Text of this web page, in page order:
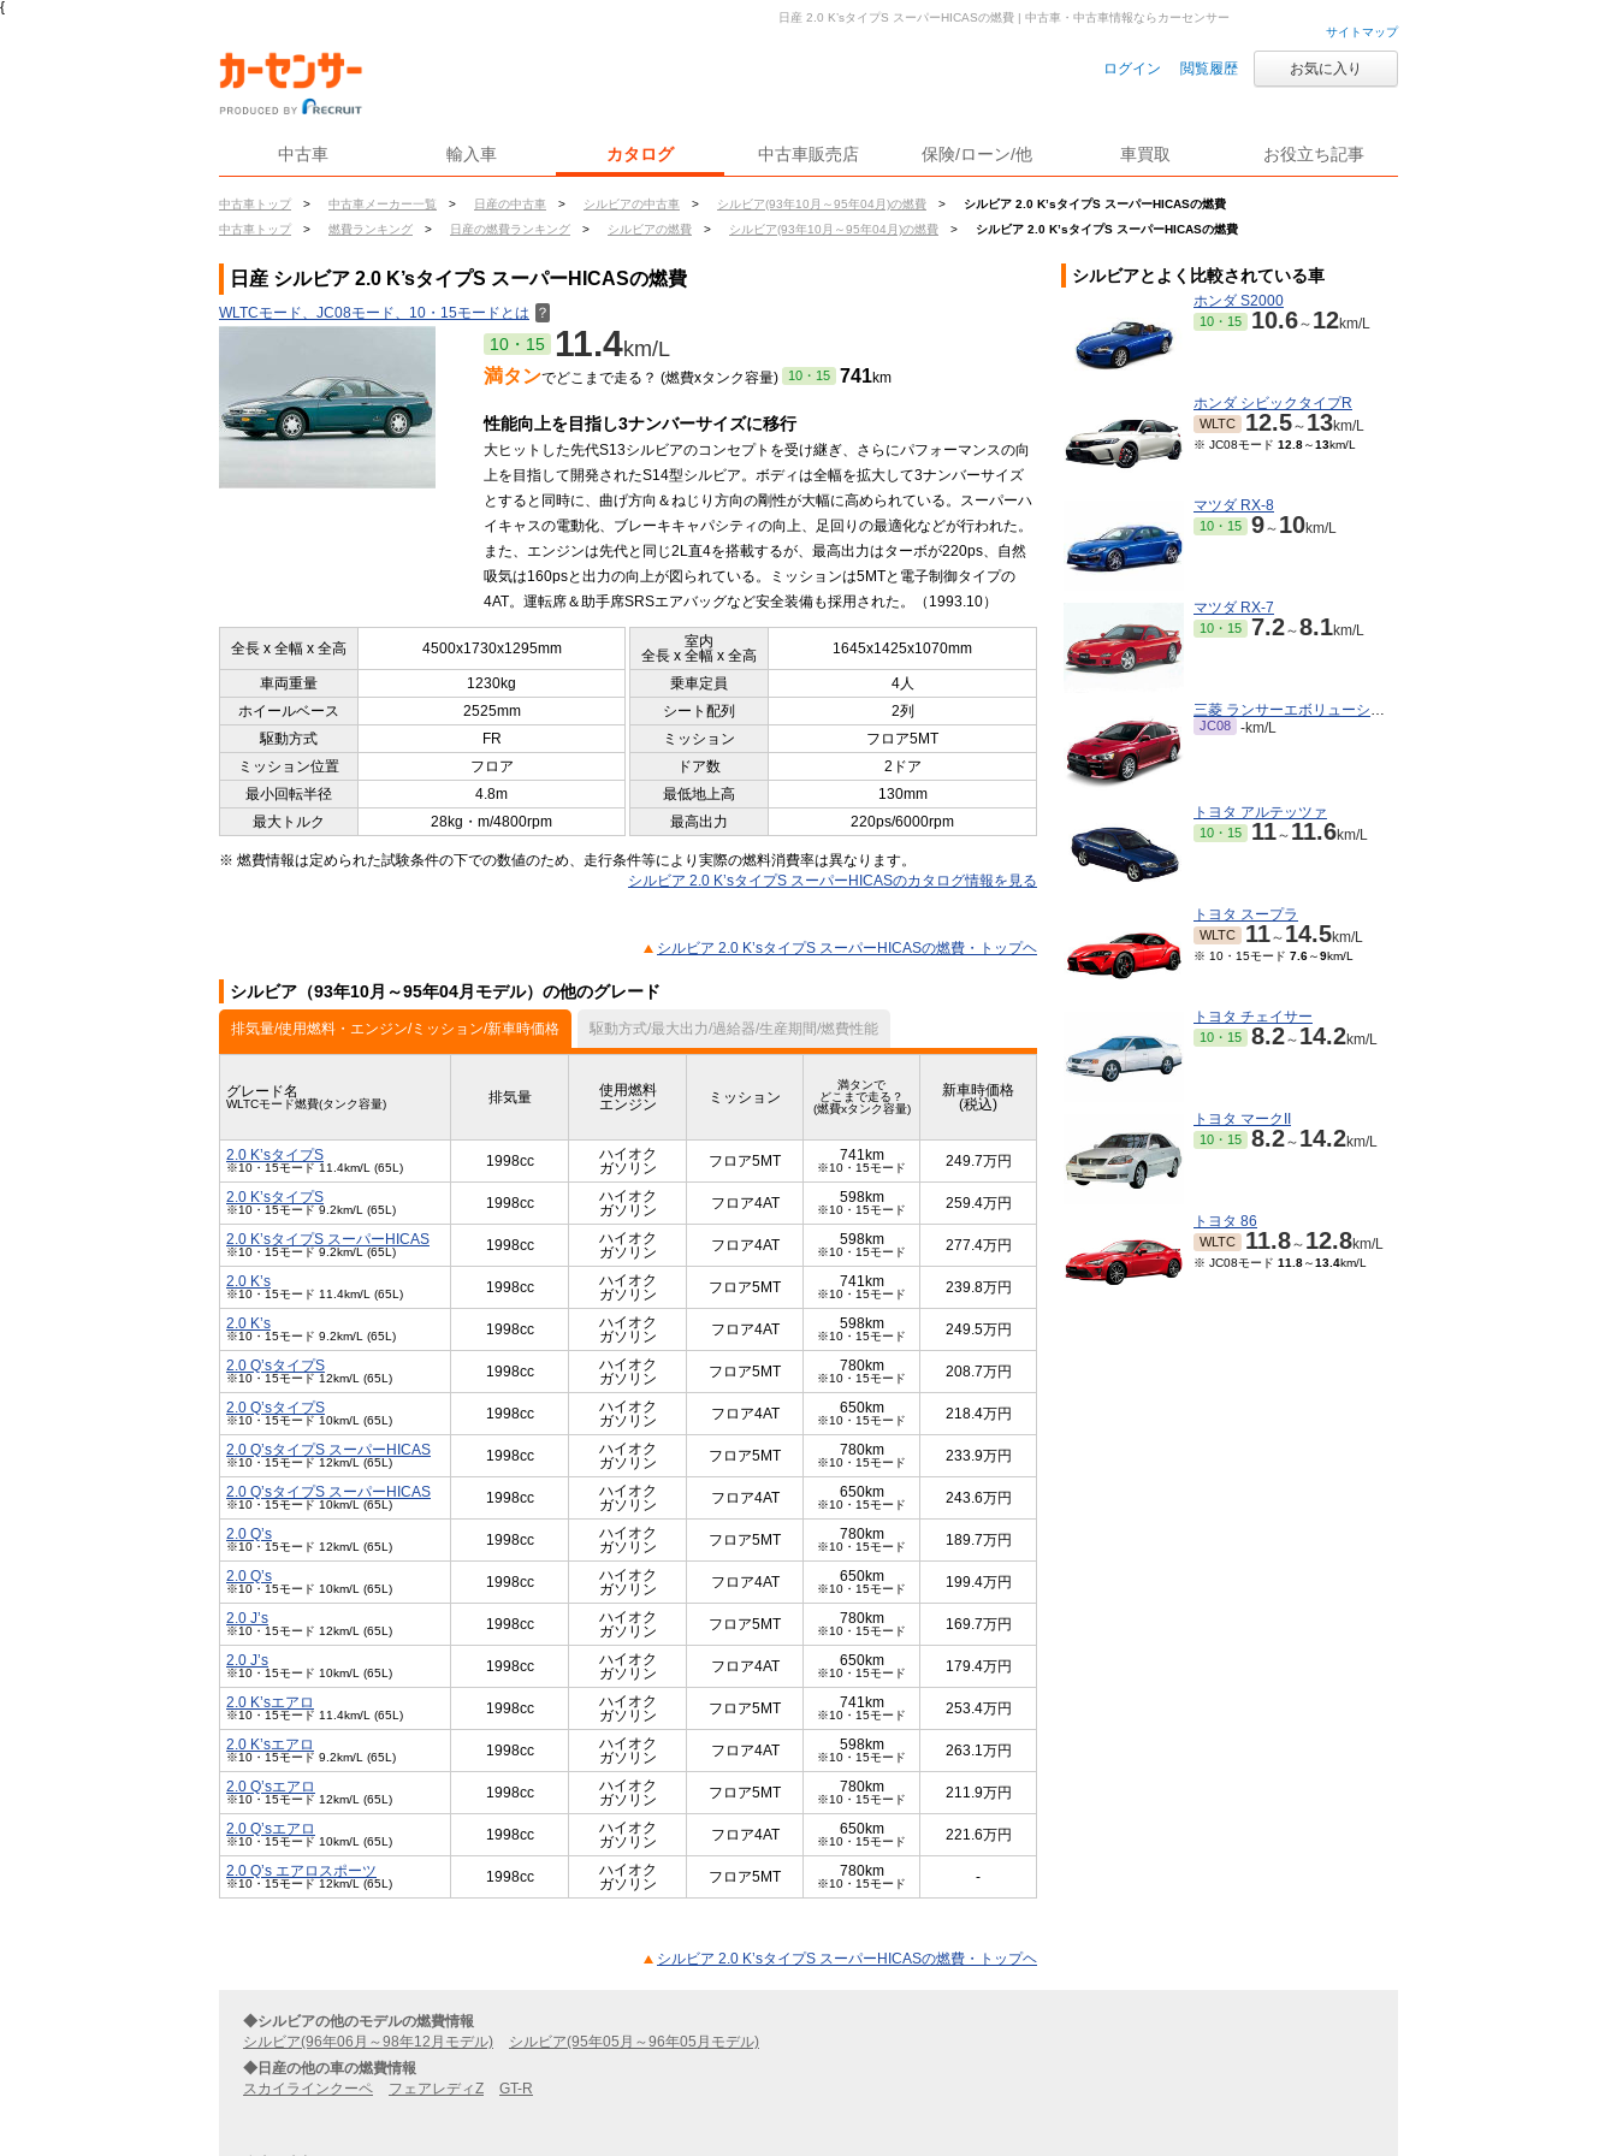
{
サイトマップ
ログイン 閲覧履歴 お気に入り
中古車 輸入車 カタログ 中古車販売店 保険/ローン/他 車買取 お役立ち記事
中古車トップ > 中古車メーカー一覧 > 日産の中古車 > シルビアの中古車 > シルビア(93年10月～95年04月)の燃費 >
シルビア 2.0 K’sタイプS スーパーHICASの燃費
中古車トップ
> 燃費ランキング > 日産の燃費ランキング > シルビアの燃費 > シルビア(93年10月～95年04月)の燃費 > シルビア 2.0 K’sタイプS スーパーHICASの燃費
日産 2.0 K’sタイプS スーパーHICASの燃費 | 中古車・中古車情報ならカーセンサー
日産 シルビア 2.0 K’sタイプS スーパーHICASの燃費
WLTCモード、JC08モード、10・15モードとは ？
10・15 11.4km/L
満タンでどこまで走る？ (燃費xタンク容量) 10・15 741km
性能向上を目指し3ナンバーサイズに移行
大ヒットした先代S13シルビアのコンセプトを受け継ぎ、さらにパフォーマンスの向
上を目指して開発されたS14型シルビア。ボディは全幅を拡大して3ナンバーサイズ
とすると同時に、曲げ方向＆ねじり方向の剛性が大幅に高められている。スーパーハ
イキャスの電動化、ブレーキキャパシティの向上、足回りの最適化などが行われた。
また、エンジンは先代と同じ2L直4を搭載するが、最高出力はターボが220ps、自然
吸気は160psと出力の向上が図られている。ミッションは5MTと電子制御タイプの
4AT。運転席＆助手席SRSエアバッグなど安全装備も採用された。（1993.10）
全長 x 全幅 x 全高 4500x1730x1295mm
室内
全長 x 全幅 x 全高
1645x1425x1070mm
車両重量 1230kg 乗車定員
4人
ホイールベース
2525mm シート配列
2列
駆動方式
FR ミッション
フロア5MT
ミッション位置
フロア ドア数
2ドア
最小回転半径
4.8m 最低地上高
130mm
最大トルク
28kg・m/4800rpm 最高出力 220ps/6000rpm
※ 燃費情報は定められた試験条件の下での数値のため、走行条件等により実際の燃料消費率は異なります。
シルビア 2.0 K’sタイプS スーパーHICASのカタログ情報を見る
シルビア 2.0 K’sタイプS スーパーHICASの燃費・トップヘ
シルビア（93年10月～95年04月モデル）の他のグレード
排気量/使用燃料・エンジン/ミッション/新車時価格 駆動方式/最大出力/過給器/生産期間/燃費性能
グレード名
WLTCモード燃費(タンク容量) 排気量
使用燃料
エンジン
ミッション
満タンで
どこまで走る？
(燃費xタンク容量)
新車時価格
(税込)
2.0 K’sタイプS
※10・15モード 11.4km/L (65L) 1998cc
ハイオク
ガソリン
フロア5MT 741km
※10・15モード 249.7万円
2.0 K’sタイプS
※10・15モード 9.2km/L (65L) 1998cc
ハイオク
ガソリン
フロア4AT 598km
※10・15モード 259.4万円
2.0 K’sタイプS スーパーHICAS
※10・15モード 9.2km/L (65L) 1998cc
ハイオク
ガソリン
フロア4AT 598km
※10・15モード 277.4万円
2.0 K’s
※10・15モード 11.4km/L (65L) 1998cc
ハイオク
ガソリン
フロア5MT 741km
※10・15モード 239.8万円
2.0 K’s
※10・15モード 9.2km/L (65L) 1998cc
ハイオク
ガソリン
フロア4AT 598km
※10・15モード 249.5万円
2.0 Q’sタイプS
※10・15モード 12km/L (65L) 1998cc
ハイオク
ガソリン
フロア5MT 780km
※10・15モード 208.7万円
2.0 Q’sタイプS
※10・15モード 10km/L (65L) 1998cc
ハイオク
ガソリン
フロア4AT 650km
※10・15モード 218.4万円
2.0 Q’sタイプS スーパーHICAS
※10・15モード 12km/L (65L) 1998cc
ハイオク
ガソリン
フロア5MT 780km
※10・15モード 233.9万円
2.0 Q’sタイプS スーパーHICAS
※10・15モード 10km/L (65L) 1998cc
ハイオク
ガソリン
フロア4AT 650km
※10・15モード 243.6万円
2.0 Q’s
※10・15モード 12km/L (65L) 1998cc
ハイオク
ガソリン
フロア5MT 780km
※10・15モード 189.7万円
2.0 Q’s
※10・15モード 10km/L (65L) 1998cc
ハイオク
ガソリン
フロア4AT 650km
※10・15モード 199.4万円
2.0 J’s
※10・15モード 12km/L (65L) 1998cc
ハイオク
ガソリン
フロア5MT 780km
※10・15モード 169.7万円
2.0 J’s
※10・15モード 10km/L (65L) 1998cc
ハイオク
ガソリン
フロア4AT 650km
※10・15モード 179.4万円
2.0 K’sエアロ
※10・15モード 11.4km/L (65L) 1998cc
ハイオク
ガソリン
フロア5MT 741km
※10・15モード 253.4万円
2.0 K’sエアロ
※10・15モード 9.2km/L (65L) 1998cc
ハイオク
ガソリン
フロア4AT 598km
※10・15モード 263.1万円
2.0 Q’sエアロ
※10・15モード 12km/L (65L) 1998cc
ハイオク
ガソリン
フロア5MT 780km
※10・15モード 211.9万円
2.0 Q’sエアロ
※10・15モード 10km/L (65L) 1998cc
ハイオク
ガソリン
フロア4AT 650km
※10・15モード 221.6万円
2.0 Q’s エアロスポーツ
※10・15モード 12km/L (65L) 1998cc
ハイオク
ガソリン
フロア5MT 780km
※10・15モード -
シルビア 2.0 K’sタイプS スーパーHICASの燃費・トップヘ
シルビアとよく比較されている車
ホンダ S2000
10・15 10.6～ 12km/L
ホンダ シビックタイプR
WLTC 12.5～ 13km/L
※ JC08モード 12.8～13km/L
マツダ RX-8
10・15 9～ 10km/L
マツダ RX-7
10・15 7.2～8.1km/L
三菱 ランサーエボリューション
JC08 -km/L
トヨタ アルテッツァ
10・15 11～ 11.6km/L
トヨタ スープラ
WLTC 11～ 14.5km/L
※ 10・15モード 7.6～9km/L
トヨタ チェイサー
10・15 8.2～ 14.2km/L
トヨタ マークII
10・15 8.2～ 14.2km/L
トヨタ 86
WLTC 11.8～ 12.8km/L
※ JC08モード 11.8～13.4km/L
◆シルビアの他のモデルの燃費情報
シルビア(96年06月～98年12月モデル)
シルビア(95年05月～96年05月モデル)
◆日産の他の車の燃費情報
スカイラインクーペ
フェアレディZ GT-R